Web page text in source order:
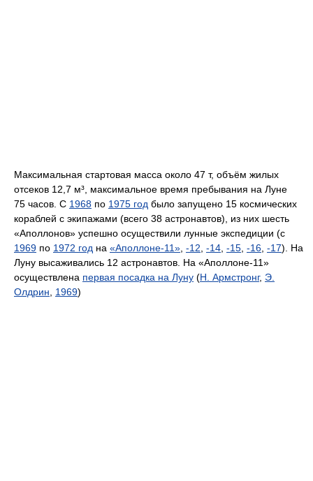
Максимальная стартовая масса около 47 т, объём жилых
отсеков 12,7 м³, максимальное время пребывания на Луне
75 часов. С 1968 по 1975 год было запущено 15 космических
кораблей с экипажами (всего 38 астронавтов), из них шесть
«Аполлонов» успешно осуществили лунные экспедиции (с
1969 по 1972 год на «Аполлоне-11», -12, -14, -15, -16, -17). На
Луну высаживались 12 астронавтов. На «Аполлоне-11»
осуществлена первая посадка на Луну (Н. Армстронг, Э.
Олдрин, 1969)